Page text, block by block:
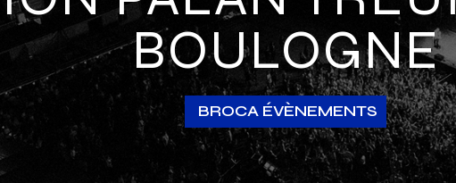
BOULOGNE
BROCA ÉVÈNEMENTS